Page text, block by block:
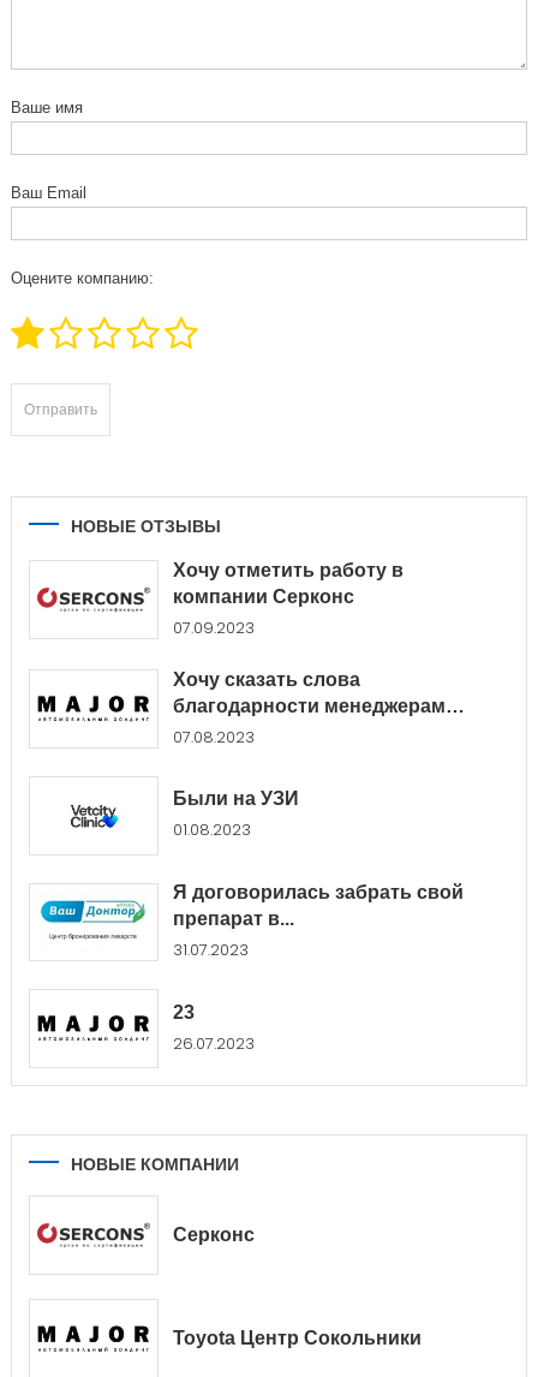
Ваше имя
Ваш Email
Оцените компанию:
НОВЫЕ ОТЗЫВЫ
Хочу отметить работу в
компании Серконс
07.09.2023
Хочу сказать слова
благодарности менеджерам
Major...
07.08.2023
Были на УЗИ
01.08.2023
Я договорилась забрать свой
препарат в...
31.07.2023
23
26.07.2023
НОВЫЕ КОМПАНИИ
Серконс
Toyota Центр Сокольники